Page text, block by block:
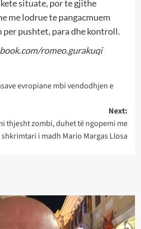
situate, por te gjithe
me lodrue te pangacmuem
per pushtet, para dhe kontroll.
romeo.gurakuqi
evropiane mbi vendodhjen e
Next:
thjesht zombi, duhet të ngopemi me
i madh Mario Margas Llosa